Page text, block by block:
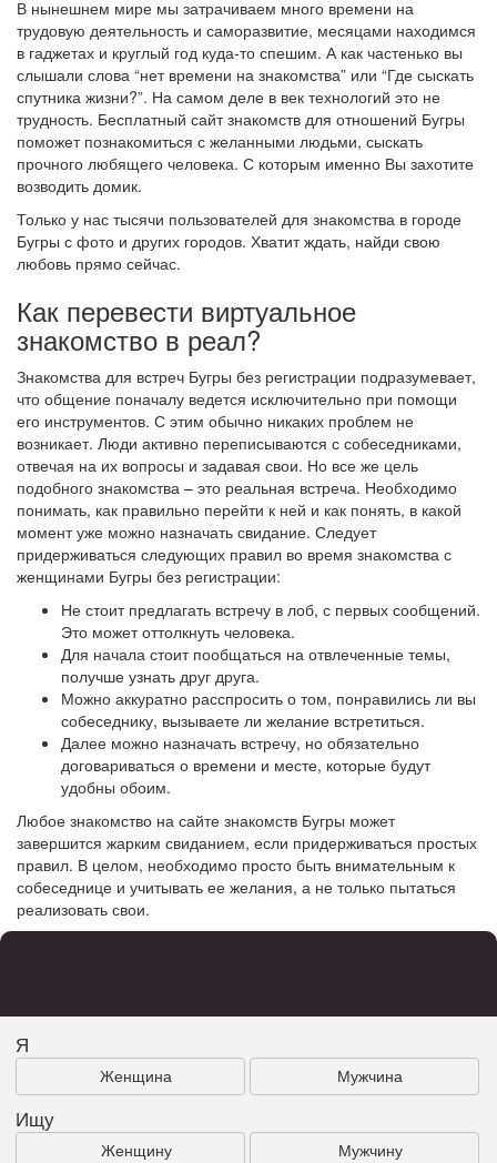
В нынешнем мире мы затрачиваем много времени на
трудовую деятельность и саморазвитие, месяцами находимся
в гаджетах и круглый год куда-то спешим. А как частенько вы
слышали слова “нет времени на знакомства” или “Где сыскать
спутника жизни?”. На самом деле в век технологий это не
трудность. Бесплатный сайт знакомств для отношений Бугры
поможет познакомиться с желанными людьми, сыскать
прочного любящего человека. С которым именно Вы захотите
возводить домик.
Только у нас тысячи пользователей для знакомства в городе
Бугры с фото и других городов. Хватит ждать, найди свою
любовь прямо сейчас.
Как перевести виртуальное
знакомство в реал?
Знакомства для встреч Бугры без регистрации подразумевает,
что общение поначалу ведется исключительно при помощи
его инструментов. С этим обычно никаких проблем не
возникает. Люди активно переписываются с собеседниками,
отвечая на их вопросы и задавая свои. Но все же цель
подобного знакомства – это реальная встреча. Необходимо
понимать, как правильно перейти к ней и как понять, в какой
момент уже можно назначать свидание. Следует
придерживаться следующих правил во время знакомства с
женщинами Бугры без регистрации:
Не стоит предлагать встречу в лоб, с первых сообщений.
Это может оттолкнуть человека.
Для начала стоит пообщаться на отвлеченные темы,
получше узнать друг друга.
Можно аккуратно расспросить о том, понравились ли вы
собеседнику, вызываете ли желание встретиться.
Далее можно назначать встречу, но обязательно
договариваться о времени и месте, которые будут
удобны обоим.
Любое знакомство на сайте знакомств Бугры может
завершится жарким свиданием, если придерживаться простых
правил. В целом, необходимо просто быть внимательным к
собеседнице и учитывать ее желания, а не только пытаться
реализовать свои.
Я
Женщина Мужчина
Ищу
Женщину Мужчину